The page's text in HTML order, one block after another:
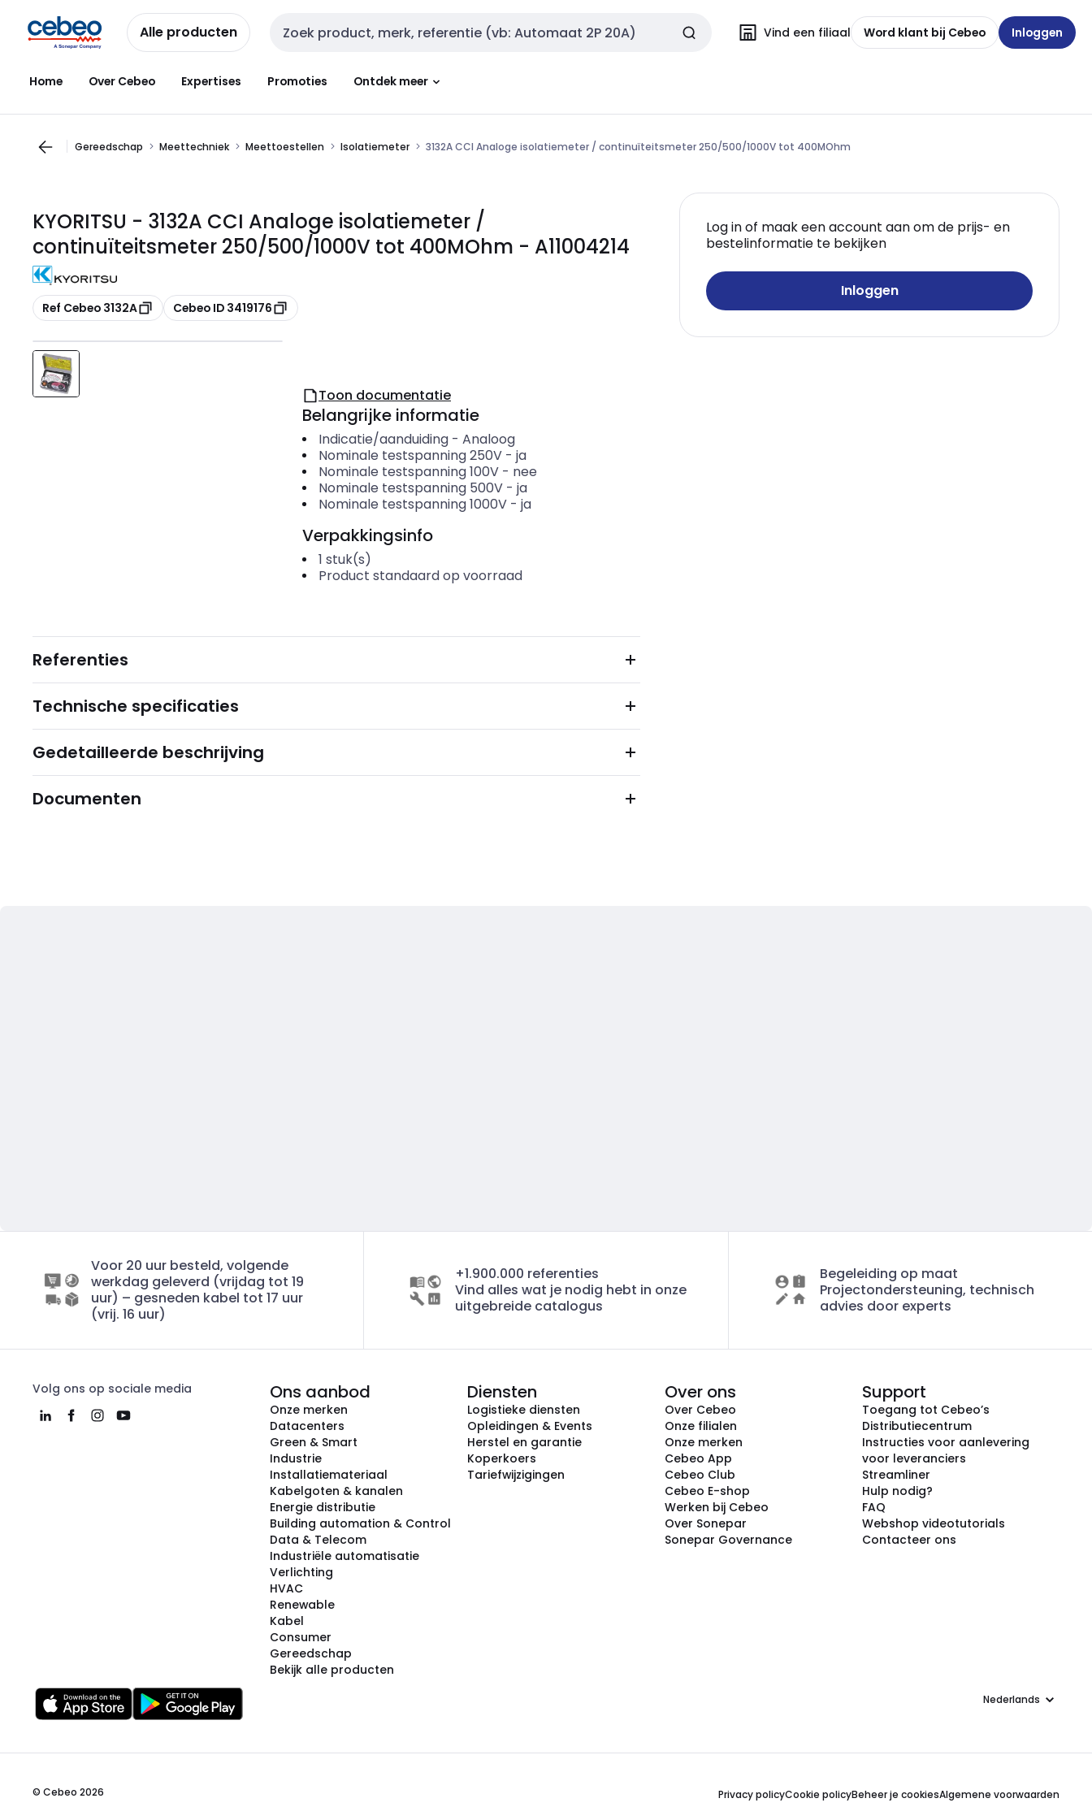
naar
navigatie
naar
inhoud
Alle producten Zoekveld invoer Vind een filiaal Word klant bij Cebeo Inloggen
Home Over Cebeo Expertises Promoties Ontdek meer
Gereedschap Meettechniek Meettoestellen Isolatiemeter 3132A CCI Analoge isolatiemeter / continuïteitsmeter 250/500/1000V tot 400MOhm
KYORITSU - 3132A CCI Analoge isolatiemeter /
continuïteitsmeter 250/500/1000V tot 400MOhm - A11004214
Kopiëren
Ref Cebeo 3132A Kopiëren
Cebeo ID 3419176
Log in of maak een account aan om de prijs- en
bestelinformatie te bekijken
Inloggen
Toon documentatie
Belangrijke informatie
Indicatie/aanduiding- Analoog
Nominale testspanning 250V- ja
Nominale testspanning 100V- nee
Nominale testspanning 500V- ja
Nominale testspanning 1000V- ja
Verpakkingsinfo
1 stuk(s)
Product standaard op voorraad
Referenties
Technische specificaties
Gedetailleerde beschrijving
Documenten
Voor 20 uur besteld, volgende
werkdag geleverd (vrijdag tot 19
uur) – gesneden kabel tot 17 uur
(vrij. 16 uur)
+1.900.000 referenties
Vind alles wat je nodig hebt in onze
uitgebreide catalogus
Begeleiding op maat
Projectondersteuning, technisch
advies door experts
Volg ons op sociale media Ons aanbod
Onze merken
Datacenters
Green & Smart
Industrie
Installatiemateriaal
Kabelgoten & kanalen
Energie distributie
Building automation & Control
Data & Telecom
Industriële automatisatie
Verlichting
HVAC
Renewable
Kabel
Consumer
Gereedschap
Bekijk alle producten
Diensten
Logistieke diensten
Opleidingen & Events
Herstel en garantie
Koperkoers
Tariefwijzigingen
Over ons
Over Cebeo
Onze filialen
Onze merken
Cebeo App
Cebeo Club
Cebeo E-shop
Werken bij Cebeo
Over Sonepar
Sonepar Governance
Support
Toegang tot Cebeo’s
Distributiecentrum
Instructies voor aanlevering
voor leveranciers
Streamliner
Hulp nodig?
FAQ
Webshop videotutorials
Contacteer ons
Taal
© Cebeo 2026 Privacy policyCookie policyBeheer je cookiesAlgemene voorwaarden